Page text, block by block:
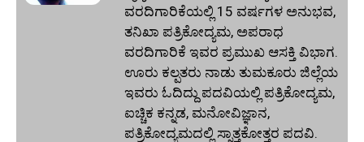
ವರದಿಗಾರಿಕೆಯಲ್ಲಿ 15 ವರ್ಷಗಳ ಅನುಭವ,
ತನಿಖಾ ಪತ್ರಿಕೋದ್ಯಮ, ಅಪರಾಧ
ವರದಿಗಾರಿಕೆ ಇವರ ಪ್ರಮುಖ ಆಸಕ್ತಿ ವಿಭಾಗ.
ಊರು ಕಲ್ಪತರು ನಾಡು ತುಮಕೂರು ಜಿಲ್ಲೆಯ
ಇವರು ಓದಿದ್ದು ಪದವಿಯಲ್ಲಿ ಪತ್ರಿಕೋದ್ಯಮ,
ಐಚ್ಚಿಕ ಕನ್ನಡ, ಮನೋವಿಜ್ಞಾನ,
ಪತ್ರಿಕೋದ್ಯಮದಲ್ಲಿ ಸ್ನಾತ್ತಕೋತ್ತರ ಪದವಿ.